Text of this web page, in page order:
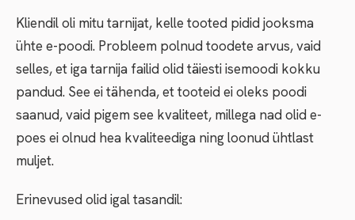
Kliendil oli mitu tarnijat, kelle tooted pidid jooksma
ühte e-poodi. Probleem polnud toodete arvus, vaid
selles, et iga tarnija failid olid täiesti isemoodi kokku
pandud. See ei tähenda, et tooteid ei oleks poodi
saanud, vaid pigem see kvaliteet, millega nad olid e-
poes ei olnud hea kvaliteediga ning loonud ühtlast
muljet.
Erinevused olid igal tasandil: